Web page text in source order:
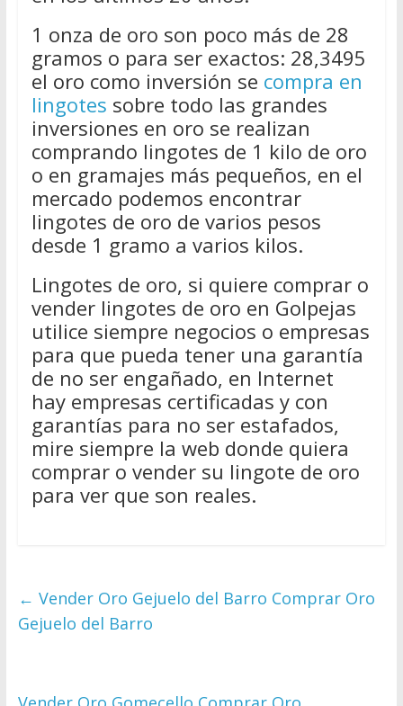
1 onza de oro son poco más de 28
gramos o para ser exactos: 28,3495
el oro como inversión se compra en
lingotes sobre todo las grandes
inversiones en oro se realizan
comprando lingotes de 1 kilo de oro
o en gramajes más pequeños, en el
mercado podemos encontrar
lingotes de oro de varios pesos
desde 1 gramo a varios kilos.
Lingotes de oro, si quiere comprar o
vender lingotes de oro en Golpejas
utilice siempre negocios o empresas
para que pueda tener una garantía
de no ser engañado, en Internet
hay empresas certificadas y con
garantías para no ser estafados,
mire siempre la web donde quiera
comprar o vender su lingote de oro
para ver que son reales.
← Vender Oro Gejuelo del Barro Comprar Oro
Gejuelo del Barro